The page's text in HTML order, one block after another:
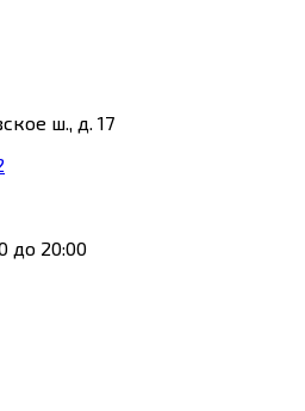
ш., д. 17
до 20:00